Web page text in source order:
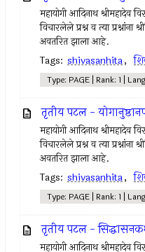
महायोगी आदिनाथ श्रीमहादेव
विचारलेले प्रश्न व त्या प्रश्नांना
अवतरित झाला आहे.
Tags: shivasanhita,
Type: PAGE | Rank: 1 |
तृतीय पटल -
महायोगी आदिनाथ श्रीमहादेव
विचारलेले प्रश्न व त्या प्रश्नांना
अवतरित झाला आहे.
Tags: shivasanhita,
Type: PAGE | Rank: 1 |
तृतीय पटल -
महायोगी आदिनाथ श्रीमहादेव